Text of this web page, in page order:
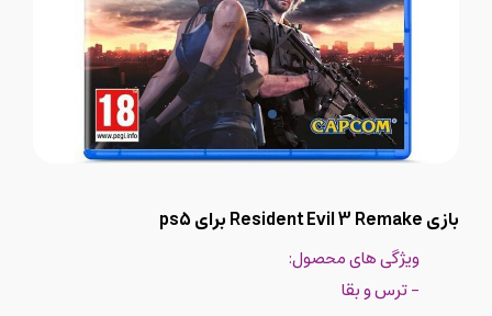
بازی Resident Evil 3 Remake برای ps5
ویژگی های محصول:
- ترس و بقا